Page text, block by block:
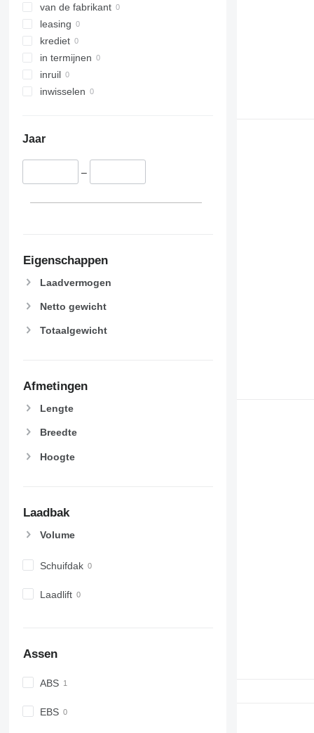
van de fabrikant
leasing
krediet
in termijnen
inruil
inwisselen
Jaar
–
Eigenschappen
Laadvermogen
Netto gewicht
Totaalgewicht
Afmetingen
Lengte
Breedte
Hoogte
Laadbak
Volume
Schuifdak
Laadlift
Assen
ABS
EBS